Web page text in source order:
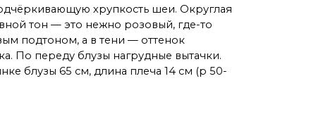
хрупкость шеи. Округлая
тон — это нежно розовый, где-то
подтоном, а в тени — оттенок
По переду блузы нагрудные вытачки.
блузы 65 см, длина плеча 14 см (р 50-